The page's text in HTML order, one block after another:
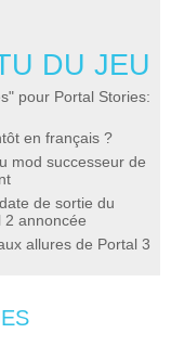
DU JEU
pour Portal Stories:
en français ?
mod successeur de
de sortie du
2 annoncée
allures de Portal 3